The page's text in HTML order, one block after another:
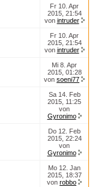
Fr 10. Apr
2015, 21:54
von intruder
Fr 10. Apr
2015, 21:54
von intruder
Mi 8. Apr
2015, 01:28
von soeni77
Sa 14. Feb
2015, 11:25
von
Gyronimo
Do 12. Feb
2015, 22:24
von
Gyronimo
Mo 12. Jan
2015, 18:37
von robbo